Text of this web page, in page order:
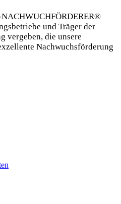
und Träger der
vergeben, die unsere
Nachwuchsförderung